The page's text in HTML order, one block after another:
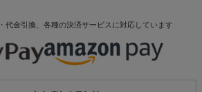
代金引換、各種の決済サービスに対応しています